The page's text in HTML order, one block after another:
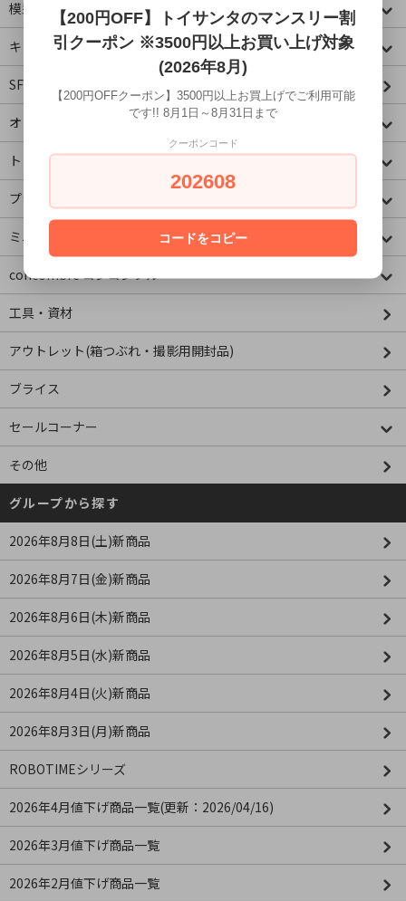
模型・ミニチュア
キャラクター
SF・映画・アメコミ
オリジナル
トミカコーナー
プラレールコーナー
ミニチュア&ドールハウス
concombre コンコンブル
工具・資材
アウトレット(箱つぶれ・撮影用開封品)
ブライス
セールコーナー
その他
グループから探す
2026年8月8日(土)新商品
2026年8月7日(金)新商品
2026年8月6日(木)新商品
2026年8月5日(水)新商品
2026年8月4日(火)新商品
2026年8月3日(月)新商品
ROBOTIMEシリーズ
2026年4月値下げ商品一覧(更新：2026/04/16)
2026年3月値下げ商品一覧
2026年2月値下げ商品一覧
【200円OFF】トイサンタのマンスリー割
引クーポン ※3500円以上お買い上げ対象
(2026年8月)
【200円OFFクーポン】3500円以上お買上げでご利用可能
です!! 8月1日～8月31日まで
クーポンコード
202608
コードをコピー